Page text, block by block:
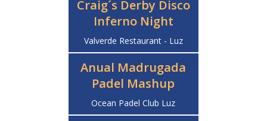
Craig´s Derby Disco
Inferno Night
Valverde Restaurant - Luz
Anual Madrugada
Padel Mashup
Ocean Padel Club Luz